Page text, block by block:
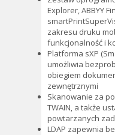
Explorer, ABBYY
zakresu druku
funkcjonalność i
Platforma sXP
umożliwia
obiegiem
zewnętrznymi
Skanowanie za
TWAIN, a także
powtarzanych
LDAP zapewnia